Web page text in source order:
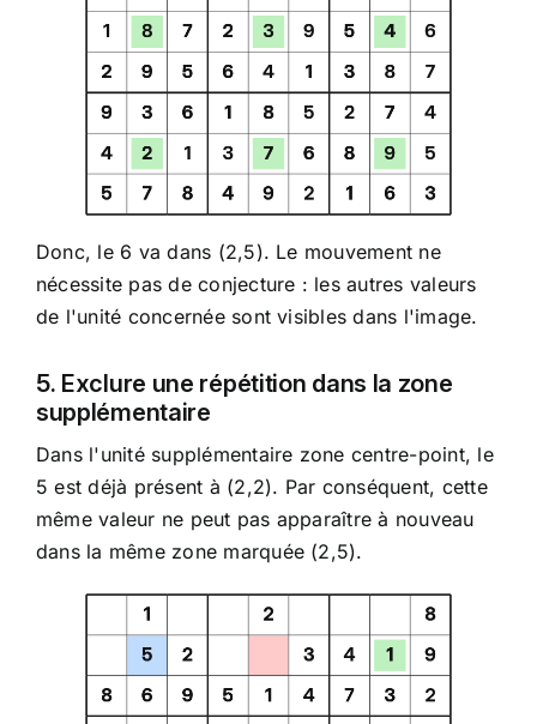
Donc, le 6 va dans (2,5). Le mouvement ne
nécessite pas de conjecture : les autres valeurs
de l'unité concernée sont visibles dans l'image.
5. Exclure une répétition dans la zone
supplémentaire
Dans l'unité supplémentaire zone centre-point, le
5 est déjà présent à (2,2). Par conséquent, cette
même valeur ne peut pas apparaître à nouveau
dans la même zone marquée (2,5).